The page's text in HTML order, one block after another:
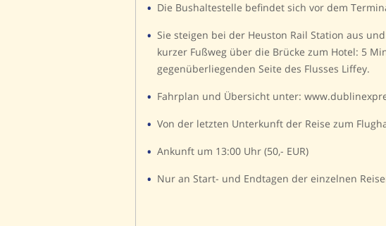
Die Bushaltestelle befindet sich vor dem
Sie steigen bei der Heuston Rail Station aus
kurzer Fußweg über die Brücke zum Hotel: 5
gegenüberliegenden Seite des Flusses Liffey.
Fahrplan und Übersicht unter:
Von der letzten Unterkunft der Reise zum
Ankunft um 13:00 Uhr (50,- EUR)
Nur an Start- und Endtagen der einzelnen